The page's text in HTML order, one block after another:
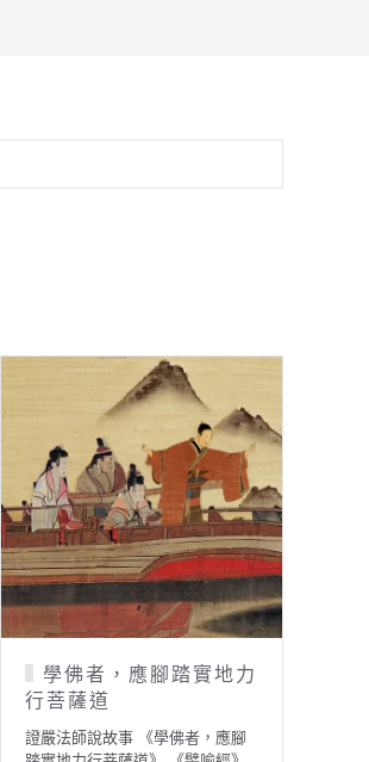
學佛者，應腳踏實地力
行菩薩道
證嚴法師說故事 《學佛者，應腳